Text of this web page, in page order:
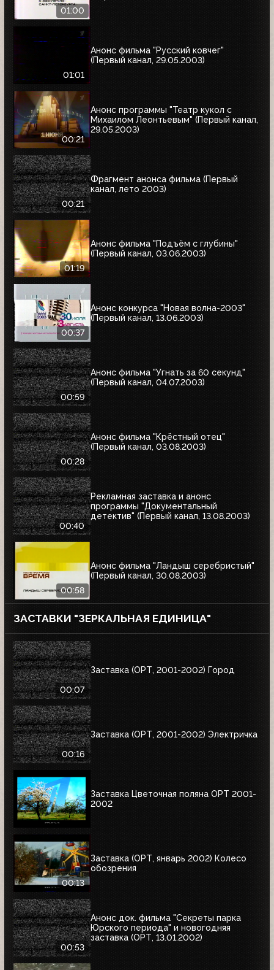
01:00
01:01
Анонс фильма "Русский ковчег"
(Первый канал, 29.05.2003)
00:21
Анонс программы "Театр кукол с
Михаилом Леонтьевым" (Первый канал,
29.05.2003)
00:21
Фрагмент анонса фильма (Первый
канал, лето 2003)
01:19
Анонс фильма "Подъём с глубины"
(Первый канал, 03.06.2003)
00:37
Анонс конкурса "Новая волна-2003"
(Первый канал, 13.06.2003)
00:59
Анонс фильма "Угнать за 60 секунд"
(Первый канал, 04.07.2003)
00:28
Анонс фильма "Крёстный отец"
(Первый канал, 03.08.2003)
00:40
Рекламная заставка и анонс
программы "Документальный
детектив" (Первый канал, 13.08.2003)
00:58
Анонс фильма "Ландыш серебристый"
(Первый канал, 30.08.2003)
ЗАСТАВКИ "ЗЕРКАЛЬНАЯ ЕДИНИЦА"
00:07
Заставка (ОРТ, 2001-2002) Город
00:16
Заставка (ОРТ, 2001-2002) Электричка
Заставка Цветочная поляна ОРТ 2001-
2002
00:13
Заставка (ОРТ, январь 2002) Колесо
обозрения
00:53
Анонс док. фильма "Секреты парка
Юрского периода" и новогодняя
заставка (ОРТ, 13.01.2002)